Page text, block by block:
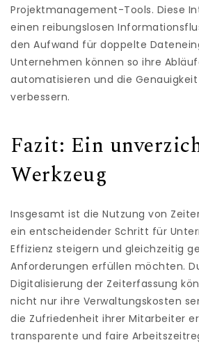
Projektmanagement-Tools. Diese
einen reibungslosen
den Aufwand für doppelte
Unternehmen können so ihre
automatisieren und die
verbessern.
Fazit: Ein
Werkzeug
Insgesamt ist die Nutzung von
ein entscheidender Schritt für
Effizienz steigern und gleichzeitig
Anforderungen erfüllen möchten.
Digitalisierung der Zeiterfassung
nicht nur ihre Verwaltungskosten
die Zufriedenheit ihrer Mitarbeiter
transparente und faire